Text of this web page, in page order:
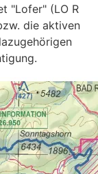
"Lofer" (LO R
die aktiven